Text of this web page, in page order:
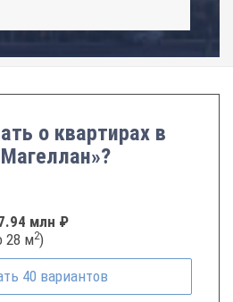
о квартирах в
млн ₽
28 м2)
40 вариантов